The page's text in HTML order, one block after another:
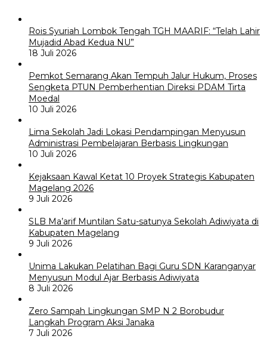
Rois Syuriah Lombok Tengah TGH MAARIF: “Telah Lahir
Mujadid Abad Kedua NU”
18 Juli 2026
Pemkot Semarang Akan Tempuh Jalur Hukum, Proses
Sengketa PTUN Pemberhentian Direksi PDAM Tirta
Moedal
10 Juli 2026
Lima Sekolah Jadi Lokasi Pendampingan Menyusun
Administrasi Pembelajaran Berbasis Lingkungan
10 Juli 2026
Kejaksaan Kawal Ketat 10 Proyek Strategis Kabupaten
Magelang 2026
9 Juli 2026
SLB Ma’arif Muntilan Satu-satunya Sekolah Adiwiyata di
Kabupaten Magelang
9 Juli 2026
Unima Lakukan Pelatihan Bagi Guru SDN Karanganyar
Menyusun Modul Ajar Berbasis Adiwiyata
8 Juli 2026
Zero Sampah Lingkungan SMP N 2 Borobudur
Langkah Program Aksi Janaka
7 Juli 2026